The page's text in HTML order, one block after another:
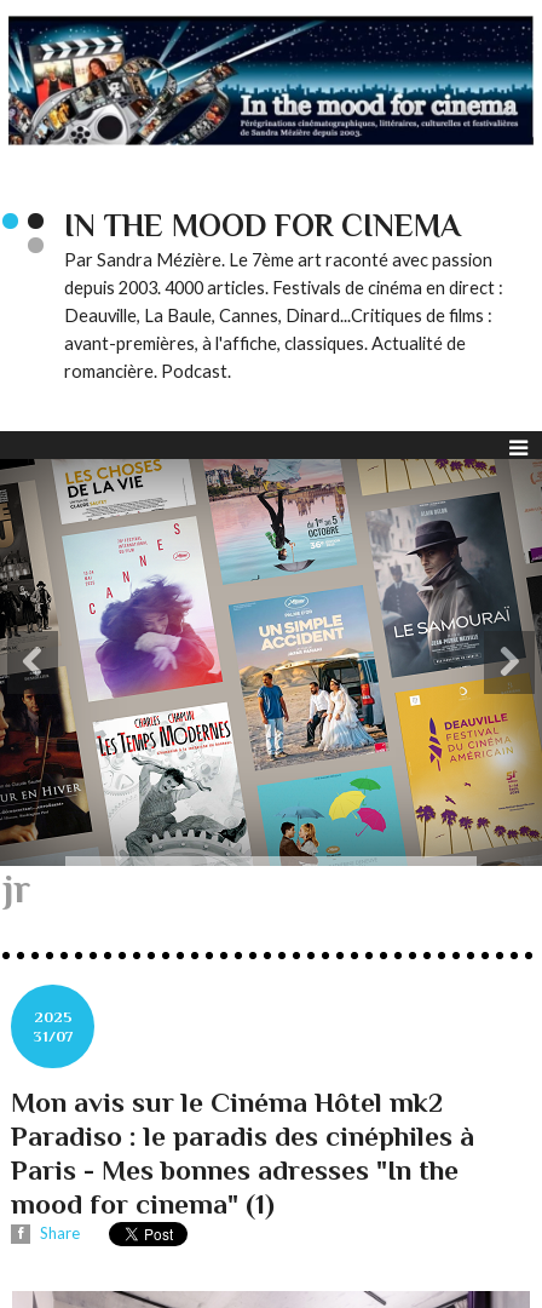
IN THE MOOD FOR CINEMA
Par Sandra Mézière. Le 7ème art raconté avec passion
depuis 2003. 4000 articles. Festivals de cinéma en direct :
Deauville, La Baule, Cannes, Dinard...Critiques de films :
avant-premières, à l'affiche, classiques. Actualité de
romancière. Podcast.
jr
2025
31/07
Mon avis sur le Cinéma Hôtel mk2
Paradiso : le paradis des cinéphiles à
Paris - Mes bonnes adresses "In the
mood for cinema" (1)
Share